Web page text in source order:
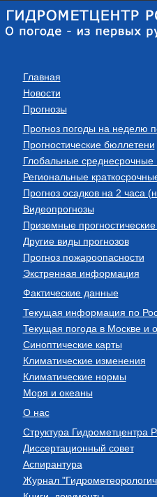
Главная
Новости
Прогнозы
Прогноз погоды на неделю
Прогностические бюллетени
Глобальные среднесрочные
Региональные
Прогноз осадков на 2 часа
Видеопрогнозы
Приземные
Другие виды прогнозов
Прогноз пожароопасности
Экстренная информация
Фактические данные
Текущая информация по
Текущая погода в Москве и
Синоптические карты
Климатические изменения
Климатические нормы
Моря и океаны
О нас
Структура Гидрометцентра
Диссертационный совет
Аспирантура
Журнал